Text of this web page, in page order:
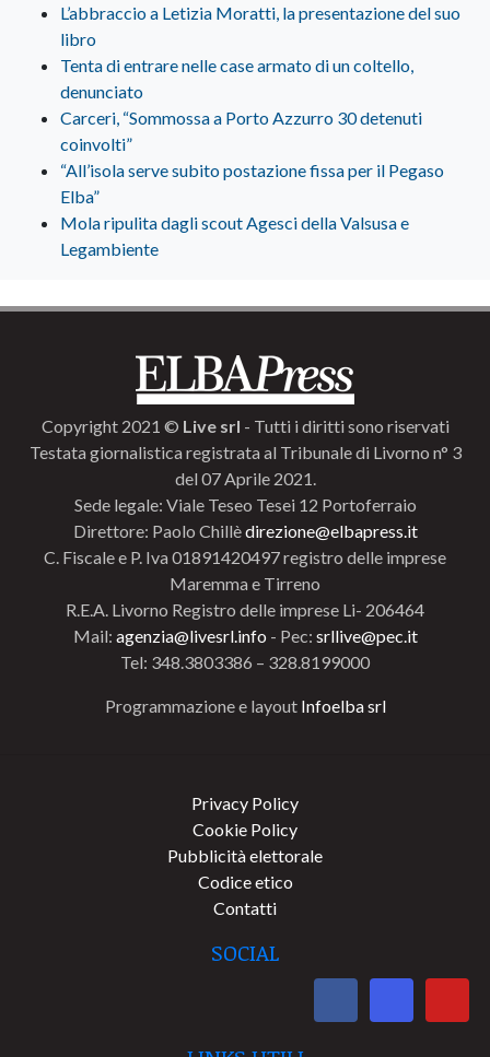
L’abbraccio a Letizia Moratti, la presentazione del suo
libro
Tenta di entrare nelle case armato di un coltello,
denunciato
Carceri, “Sommossa a Porto Azzurro 30 detenuti
coinvolti”
“All’isola serve subito postazione fissa per il Pegaso
Elba”
Mola ripulita dagli scout Agesci della Valsusa e
Legambiente
Copyright 2021 © Live srl - Tutti i diritti sono riservati
Testata giornalistica registrata al Tribunale di Livorno n° 3
del 07 Aprile 2021.
Sede legale: Viale Teseo Tesei 12 Portoferraio
Direttore: Paolo Chillèdirezione@elbapress.it
C. Fiscale e P. Iva 01891420497 registro delle imprese
Maremma e Tirreno
R.E.A. Livorno Registro delle imprese Li- 206464
Mail: agenzia@livesrl.info - Pec: srllive@pec.it
Tel: 348.3803386 – 328.8199000
Programmazione e layout Infoelba srl
Privacy Policy
Cookie Policy
Pubblicità elettorale
Codice etico
Contatti
SOCIAL